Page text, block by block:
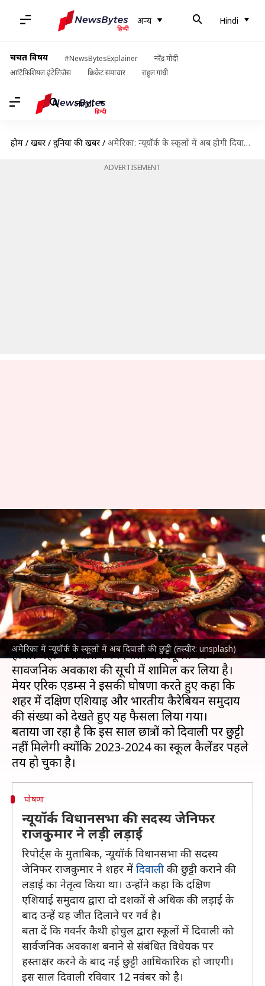
अन्य Hindi
चर्चित विषय #NewsBytesExplainer
नरेंद्र मोदी
आर्टिफिशियल इंटेलिजेंस
क्रिकेट समाचार राहुल गांधी
Hindi
होम / खबरें / दुनिया की खबरें / अमेरिका: न्यूयॉर्क के स्कूलों में अब होगी दिवाली की छुट्टी, मेयर ने की घोषणा
ADVERTISEMENT
अमेरिका में न्यूयॉर्क के स्कूलों में अब दिवाली की छुट्टी (तस्वीर: unsplash)
अमेरिका: न्यूयॉर्क के स्कूलों में अब
होगी दिवाली की छुट्टी, मेयर ने की
घोषणा
लेखन गजेंद्र Jun 27, 2023 10:42 am
क्या है खबर?
अमेरिकाकेन्यूयॉर्कके स्कूलों में अब दिवाली पर भी छुट्टी
होगी। यहां के प्रशासन ने दिवाली को स्कूलों की
सार्वजनिक अवकाश की सूची में शामिल कर लिया है।
मेयर एरिक एडम्स ने इसकी घोषणा करते हुए कहा कि
शहर में दक्षिण एशियाई और भारतीय कैरेबियन समुदाय
की संख्या को देखते हुए यह फैसला लिया गया।
बताया जा रहा है कि इस साल छात्रों को दिवाली पर छुट्टी
नहीं मिलेगी क्योंकि 2023-2024 का स्कूल कैलेंडर पहले
घोषणा
न्यूयॉर्क विधानसभा की सदस्य जेनिफर
राजकुमार ने लड़ी लड़ाई
रिपोर्ट्स के मुताबिक, न्यूयॉर्क विधानसभा की सदस्य
जेनिफर राजकुमार ने शहर में दिवाली की छुट्टी कराने की
लड़ाई का नेतृत्व किया था। उन्होंने कहा कि दक्षिण
एशियाई समुदाय द्वारा दो दशकों से अधिक की लड़ाई के
बाद उन्हें यह जीत दिलाने पर गर्व है।
बता दें कि गवर्नर कैथी होचुल द्वारा स्कूलों में दिवाली को
सार्वजनिक अवकाश बनाने से संबंधित विधेयक पर
हस्ताक्षर करने के बाद नई छुट्टी आधिकारिक हो जाएगी।
इस साल दिवाली रविवार 12 नवंबर को है।